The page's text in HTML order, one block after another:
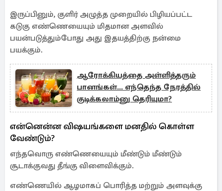
இருப்பினும், குளிர் அழுத்த முறையில் பிழியப்பட்ட
கடுகு எண்ணெயையும் மிதமான அளவில்
பயன்படுத்தும்போது அது இதயத்திற்கு நன்மை
பயக்கும்.
ஆரோக்கியத்தை அள்ளித்தரும்
பானங்கள்... எந்தெந்த நேரத்தில்
குடிக்கலாம்னு தெரியுமா?
என்னென்ன விஷயங்களை மனதில் கொள்ள
வேண்டும்?
எந்தவொரு எண்ணெயையும் மீண்டும் மீண்டும்
சூடாக்குவது தீங்கு விளைவிக்கும்.
எண்ணெயில் ஆழமாகப் பொரித்த மற்றும் அளவுக்கு